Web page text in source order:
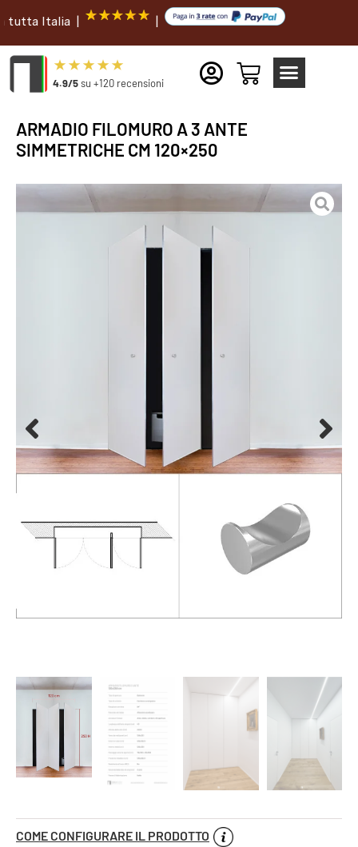
Italia | |
4.9/5su +120 recensioni
ARMADIO FILOMURO A 3 ANTE
SIMMETRICHE CM 120×250
COME CONFIGURARE IL PRODOTTO